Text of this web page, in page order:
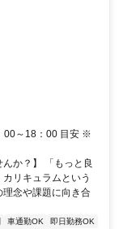
00～18：00 目安 ※
か？】 「もっと良
リキュラムという
念や課題に向き合
車通勤OK
即日勤務OK